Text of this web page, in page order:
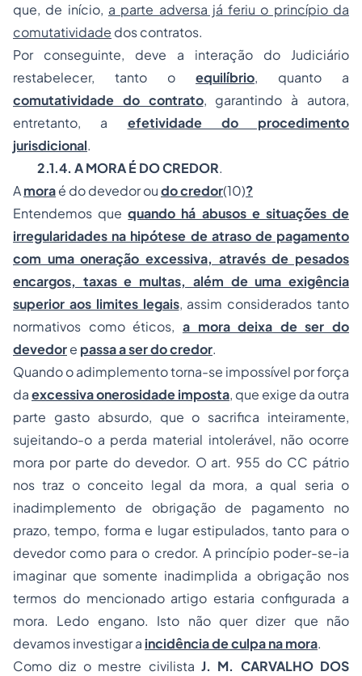
que, de início, a parte adversa já feriu o princípio da
comutatividade dos contratos.
Por conseguinte, deve a interação do Judiciário
restabelecer, tanto o equilíbrio, quanto a
comutatividade do contrato, garantindo à autora,
entretanto, a efetividade do procedimento
jurisdicional.
2.1.4. A MORA É DO CREDOR.
Amoraé do devedor oudo credor(10)?
Entendemos quequando há abusos e situações de
irregularidades na hipótese de atraso de pagamento
com uma oneração excessiva, através de pesados
encargos, taxas e multas, além de uma exigência
superior aos limites legais, assim considerados tanto
normativos como éticos, a mora deixa de ser do
devedore passa a ser do credor.
Quando o adimplemento torna-se impossível por força
daexcessiva onerosidade imposta, que exige da outra
parte gasto absurdo, que o sacrifica inteiramente,
sujeitando-o a perda material intolerável, não ocorre
mora por parte do devedor. O art. 955 do CC pátrio
nos traz o conceito legal da mora, a qual seria o
inadimplemento de obrigação de pagamento no
prazo, tempo, forma e lugar estipulados, tanto para o
devedor como para o credor. A princípio poder-se-ia
imaginar que somente inadimplida a obrigação nos
termos do mencionado artigo estaria configurada a
mora. Ledo engano. Isto não quer dizer que não
devamos investigar a incidência de culpa na mora.
Como diz o mestre civilista J. M. CARVALHO DOS